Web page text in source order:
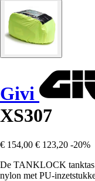
Givi
XS307
€ 154,00 € 123,20 -20%
De TANKLOCK
nylon met PU-